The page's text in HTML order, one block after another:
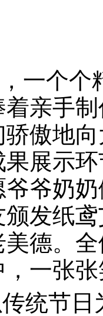
一个个
亲手
傲地
展示
爷爷奶
发纸
德。
一张
统节